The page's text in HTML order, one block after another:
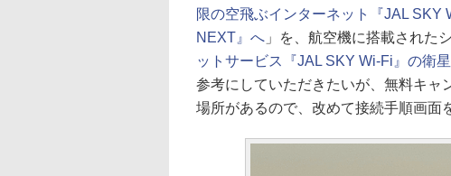
限の空飛ぶインターネット『JAL SKY
NEXT』へ 」を、航空機に搭載された
ットサービス『JAL SKY Wi-Fi』の衛
参考にしていただきたいが、無料キャ
場所があるので、改めて接続手順画面